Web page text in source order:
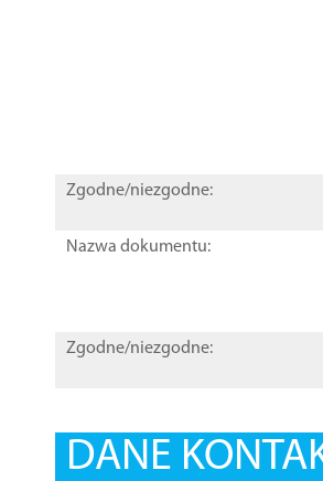
Zgodne/niezgodne:
Nazwa dokumentu:
Zgodne/niezgodne:
DANE